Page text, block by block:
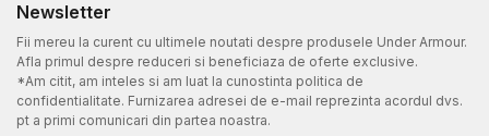
Newsletter
Fii mereu la curent cu ultimele noutati despre produsele Under Armour.
Afla primul despre reduceri si beneficiaza de oferte exclusive.
*Am citit, am inteles si am luat la cunostinta politica de
confidentialitate. Furnizarea adresei de e-mail reprezinta acordul dvs.
pt a primi comunicari din partea noastra.